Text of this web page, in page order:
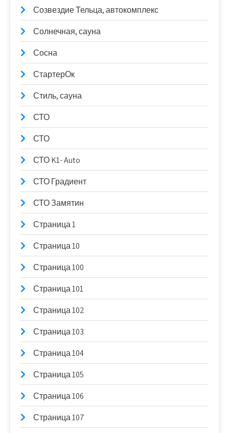
Созвездие Тельца, автокомплекс
Солнечная, сауна
Сосна
СтартерОк
Стиль, сауна
СТО
СТО
СТО K1- Auto
СТО Градиент
СТО Замятин
Страница 1
Страница 10
Страница 100
Страница 101
Страница 102
Страница 103
Страница 104
Страница 105
Страница 106
Страница 107